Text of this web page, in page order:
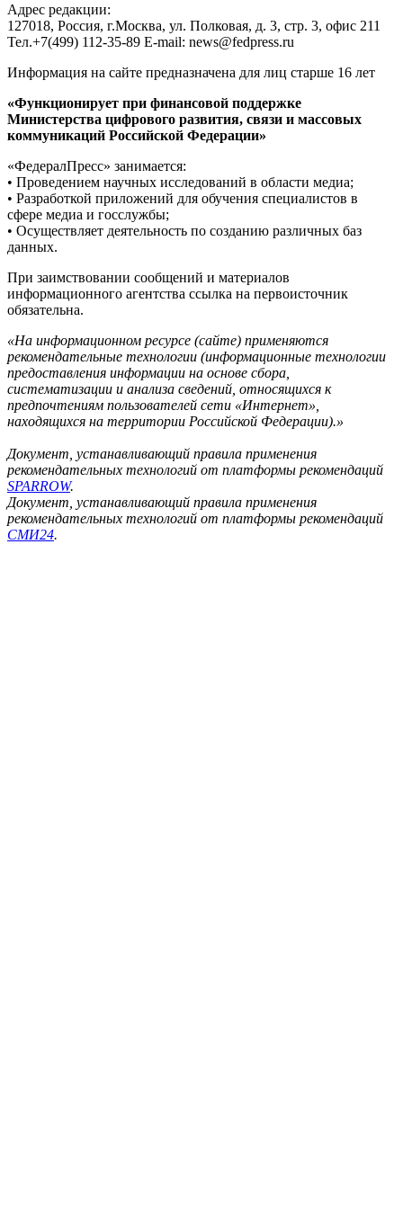
Адрес редакции:
127018, Россия, г.Москва, ул. Полковая, д. 3, стр. 3, офис 211
Тел.+7(499) 112-35-89 E-mail: news@fedpress.ru
Информация на сайте предназначена для лиц старше 16 лет
«Функционирует при финансовой поддержке
Министерства цифрового развития, связи и массовых
коммуникаций Российской Федерации»
«ФедералПресс» занимается:
• Проведением научных исследований в области медиа;
• Разработкой приложений для обучения специалистов в
сфере медиа и госслужбы;
• Осуществляет деятельность по созданию различных баз
данных.
При заимствовании сообщений и материалов
информационного агентства ссылка на первоисточник
обязательна.
«На информационном ресурсе (сайте) применяются
рекомендательные технологии (информационные технологии
предоставления информации на основе сбора,
систематизации и анализа сведений, относящихся к
предпочтениям пользователей сети «Интернет»,
находящихся на территории Российской Федерации).»
Документ, устанавливающий правила применения
рекомендательных технологий от платформы рекомендаций
SPARROW.
Документ, устанавливающий правила применения
рекомендательных технологий от платформы рекомендаций
СМИ24.